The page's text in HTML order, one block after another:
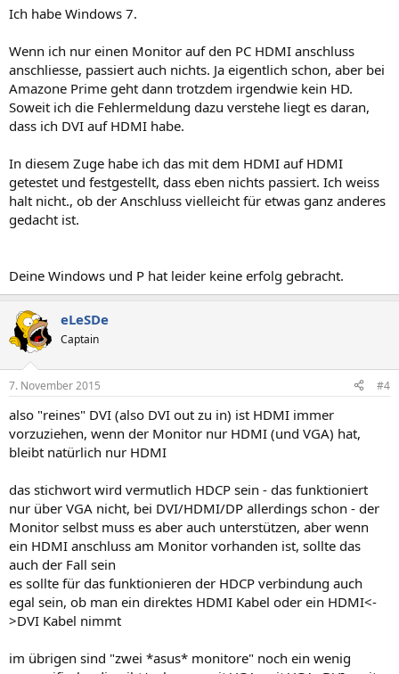
Ich habe Windows 7.
Wenn ich nur einen Monitor auf den PC HDMI anschluss
anschliesse, passiert auch nichts. Ja eigentlich schon, aber bei
Amazone Prime geht dann trotzdem irgendwie kein HD.
Soweit ich die Fehlermeldung dazu verstehe liegt es daran,
dass ich DVI auf HDMI habe.
In diesem Zuge habe ich das mit dem HDMI auf HDMI
getestet und festgestellt, dass eben nichts passiert. Ich weiss
halt nicht., ob der Anschluss vielleicht für etwas ganz anderes
gedacht ist.
Deine Windows und P hat leider keine erfolg gebracht.
eLeSDe
Captain
7. November 2015 #4
also "reines" DVI (also DVI out zu in) ist HDMI immer
vorzuziehen, wenn der Monitor nur HDMI (und VGA) hat,
bleibt natürlich nur HDMI
das stichwort wird vermutlich HDCP sein - das funktioniert
nur über VGA nicht, bei DVI/HDMI/DP allerdings schon - der
Monitor selbst muss es aber auch unterstützen, aber wenn
ein HDMI anschluss am Monitor vorhanden ist, sollte das
auch der Fall sein
es sollte für das funktionieren der HDCP verbindung auch
egal sein, ob man ein direktes HDMI Kabel oder ein HDMI<-
>DVI Kabel nimmt
im übrigen sind "zwei *asus* monitore" noch ein wenig